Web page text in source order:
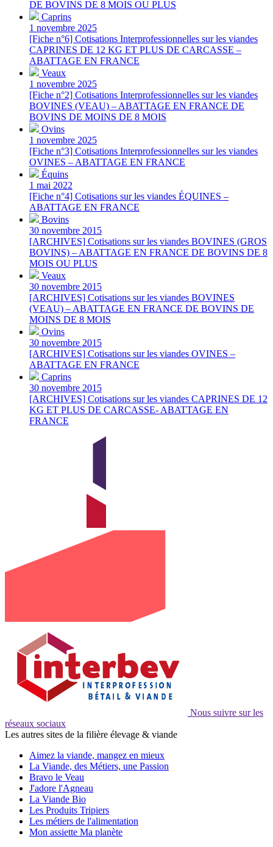
DE BOVINS DE 8 MOIS OU PLUS
Caprins
1 novembre 2025
[Fiche n°6] Cotisations Interprofessionnelles sur les viandes
CAPRINES DE 12 KG ET PLUS DE CARCASSE –
ABATTAGE EN FRANCE
Veaux
1 novembre 2025
[Fiche n°2] Cotisations Interprofessionnelles sur les viandes
BOVINES (VEAU) – ABATTAGE EN FRANCE DE
BOVINS DE MOINS DE 8 MOIS
Ovins
1 novembre 2025
[Fiche n°3] Cotisations Interprofessionnelles sur les viandes
OVINES – ABATTAGE EN FRANCE
Équins
1 mai 2022
[Fiche n°4] Cotisations sur les viandes ÉQUINES –
ABATTAGE EN FRANCE
Bovins
30 novembre 2015
[ARCHIVES] Cotisations sur les viandes BOVINES (GROS
BOVINS) – ABATTAGE EN FRANCE DE BOVINS DE 8
MOIS OU PLUS
Veaux
30 novembre 2015
[ARCHIVES] Cotisations sur les viandes BOVINES
(VEAU) – ABATTAGE EN FRANCE DE BOVINS DE
MOINS DE 8 MOIS
Ovins
30 novembre 2015
[ARCHIVES] Cotisations sur les viandes OVINES –
ABATTAGE EN FRANCE
Caprins
30 novembre 2015
[ARCHIVES] Cotisations sur les viandes CAPRINES DE 12
KG ET PLUS DE CARCASSE- ABATTAGE EN
FRANCE
Nous suivre sur les
réseaux sociaux
Les autres sites de la filière élevage & viande
Aimez la viande, mangez en mieux
La Viande, des Métiers, une Passion
Bravo le Veau
J'adore l'Agneau
La Viande Bio
Les Produits Tripiers
Les métiers de l'alimentation
Mon assiette Ma planète